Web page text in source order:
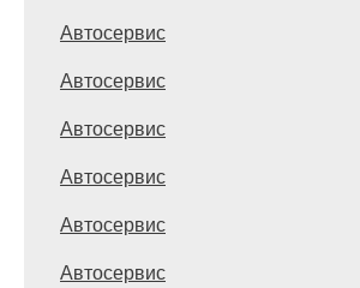
Автосервис
Автосервис
Автосервис
Автосервис
Автосервис
Автосервис